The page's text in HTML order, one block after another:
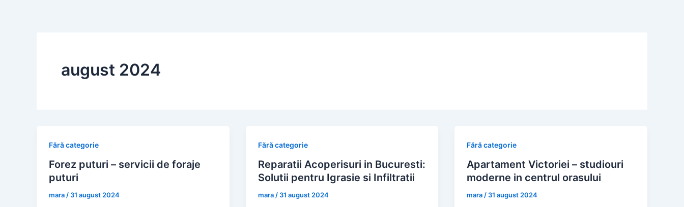
august 2024
Fără categorie
Forez puturi – servicii de foraje
puturi
mara / 31 august 2024
Fără categorie
Reparatii Acoperisuri in Bucuresti:
Solutii pentru Igrasie si Infiltratii
mara / 31 august 2024
Fără categorie
Apartament Victoriei – studiouri
moderne in centrul orasului
mara / 31 august 2024